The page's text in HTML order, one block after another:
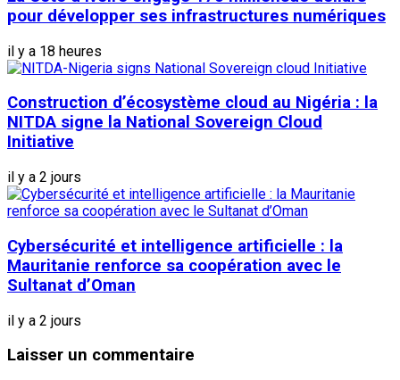
pour développer ses infrastructures numériques
il y a 18 heures
Construction d’écosystème cloud au Nigéria : la
NITDA signe la National Sovereign Cloud
Initiative
il y a 2 jours
Cybersécurité et intelligence artificielle : la
Mauritanie renforce sa coopération avec le
Sultanat d’Oman
il y a 2 jours
Laisser un commentaire